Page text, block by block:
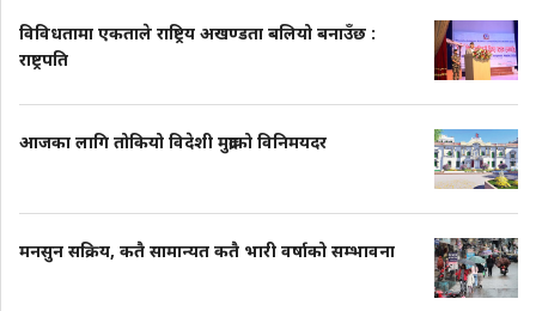
विविधतामा एकताले राष्ट्रिय अखण्डता बलियो बनाउँछ :
राष्ट्रपति
आजका लागि तोकियो विदेशी मुद्राको विनिमयदर
मनसुन सक्रिय, कतै सामान्यत कतै भारी वर्षाको सम्भावना